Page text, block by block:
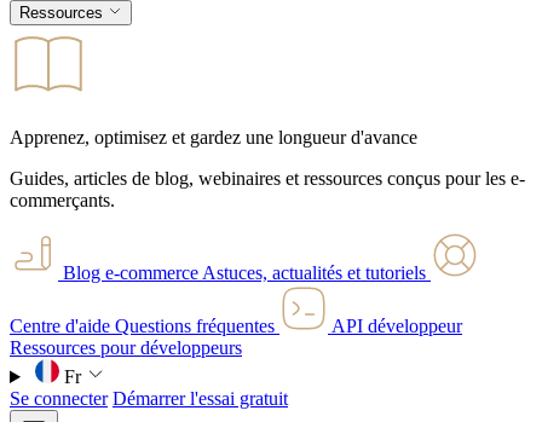
Ressources
Apprenez, optimisez et gardez une longueur d'avance
Guides, articles de blog, webinaires et ressources conçus pour les e-
commerçants.
Blog e-commerce Astuces, actualités et tutoriels
Centre d'aide Questions fréquentes
API développeur
Ressources pour développeurs
Fr
Se connecter Démarrer l'essai gratuit